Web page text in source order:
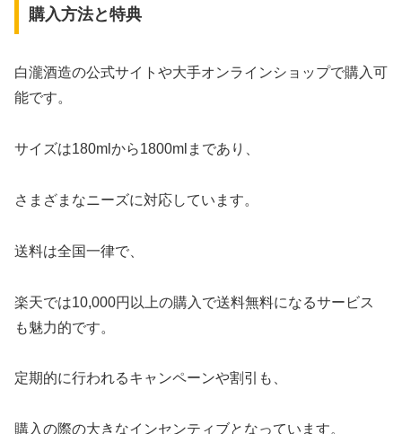
購入方法と特典
白瀧酒造の公式サイトや大手オンラインショップで購入可
能です。
サイズは180mlから1800mlまであり、
さまざまなニーズに対応しています。
送料は全国一律で、
楽天では10,000円以上の購入で送料無料になるサービス
も魅力的です。
定期的に行われるキャンペーンや割引も、
購入の際の大きなインセンティブとなっています。